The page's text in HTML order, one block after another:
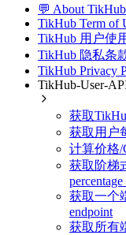
💬 About
TikHub Term of
TikHub 用户使
TikHub 隐私条
TikHub Privacy
TikHub-User-
获取
获取用户
计算价格/
获取阶梯
获取一个
endpoint
获取所有